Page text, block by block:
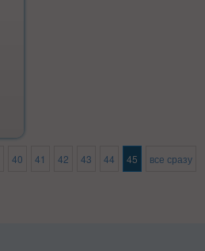
40 41 42 43 44 45 все сразу